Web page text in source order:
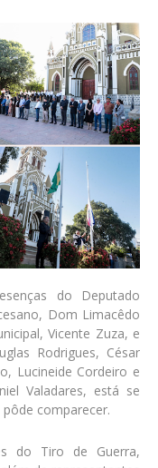
do Deputado
Dom Limacêdo
Vicente Zuza, e
Rodrigues, César
Lucineide Cordeiro e
Valadares, está se
comparecer.
do Tiro de Guerra,